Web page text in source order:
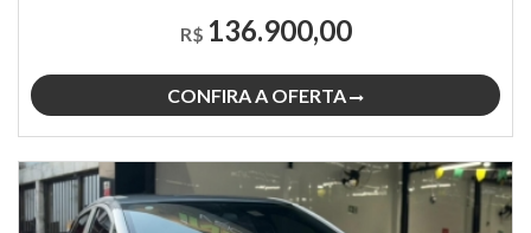
R$ 136.900,00
CONFIRA A OFERTA